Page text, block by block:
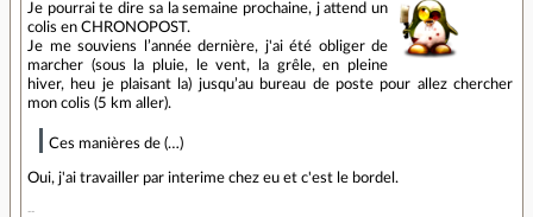
Je pourrai te dire sa la semaine prochaine, j attend un
colis en CHRONOPOST.
Je me souviens l’année dernière, j'ai été obliger de
marcher (sous la pluie, le vent, la grêle, en pleine
hiver, heu je plaisant la) jusqu’au bureau de poste pour allez chercher
mon colis (5 km aller).
Ces manières de (…)
Oui, j'ai travailler par interime chez eu et c'est le bordel.